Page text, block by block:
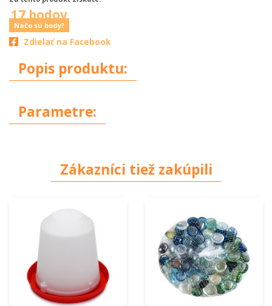
17 bodov
Načo sú body?
Zdielať na Facebook
Popis produktu:
Parametre:
Zákazníci tiež zakúpili